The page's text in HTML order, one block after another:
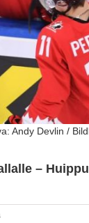
Andy Devlin /
–